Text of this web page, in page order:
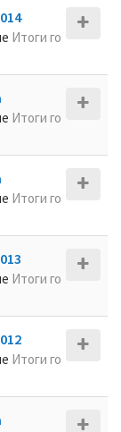
Итоги го
Итоги го
Итоги го
Итоги го
Итоги го